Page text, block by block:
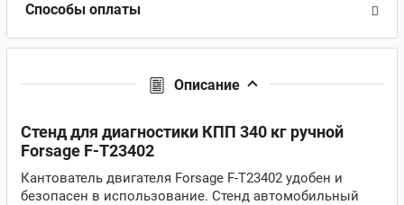
Способы оплаты
Описание
Стенд для диагностики КПП 340 кг ручной
Forsage F-T23402
Кантователь двигателя Forsage F-T23402 удобен и
безопасен в использование. Стенд автомобильный